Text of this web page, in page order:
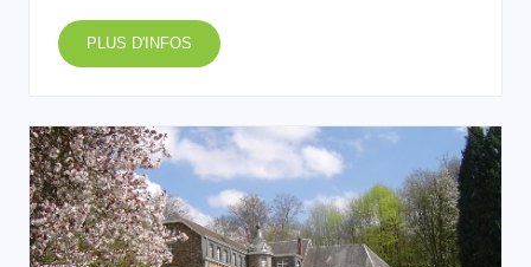
PLUS D'INFOS